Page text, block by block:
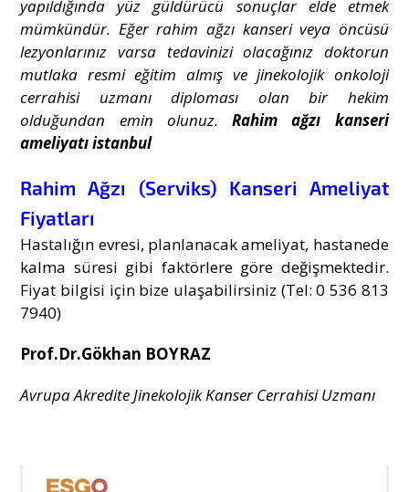
yapıldığında yüz güldürücü sonuçlar elde etmek
mümkündür. Eğer rahim ağzı kanseri veya öncüsü
lezyonlarınız varsa tedavinizi olacağınız doktorun
mutlaka resmi eğitim almış ve jinekolojik onkoloji
cerrahisi uzmanı diploması olan bir hekim
olduğundan emin olunuz.Rahim ağzı kanseri
ameliyatı istanbul
Rahim Ağzı (Serviks) Kanseri Ameliyat
Fiyatları
Hastalığın evresi, planlanacak ameliyat, hastanede
kalma süresi gibi faktörlere göre değişmektedir.
Fiyat bilgisi için bize ulaşabilirsiniz (Tel: 0 536 813
7940)
Prof.Dr.Gökhan BOYRAZ
Avrupa Akredite Jinekolojik Kanser Cerrahisi Uzmanı